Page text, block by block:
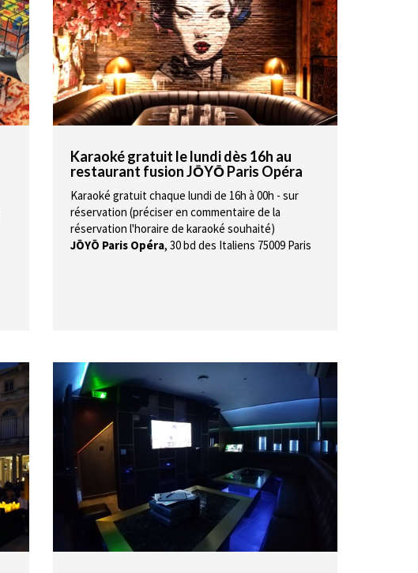
Karaoké gratuit le lundi dès 16h au
restaurant fusion JŌYŌ Paris Opéra
Karaoké gratuit chaque lundi de 16h à 00h - sur
réservation (préciser en commentaire de la
réservation l'horaire de karaoké souhaité)
JŌYŌ Paris Opéra, 30 bd des Italiens 75009 Paris